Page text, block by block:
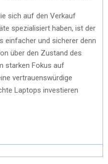
sich auf den Verkauf
spezialisiert haben, ist der
einfacher und sicherer denn
über den Zustand des
starken Fokus auf
vertrauenswürdige
Laptops investieren